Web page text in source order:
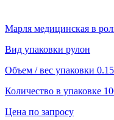
Марля медицинская в
Вид упаковки рулон
Объем / вес упаковки
Количество в упаковке
Цена по запросу